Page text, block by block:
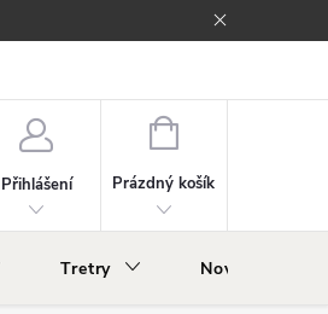
Přihlášení
NÁKUPNÍ
Prázdný košík
Tretry Nově v